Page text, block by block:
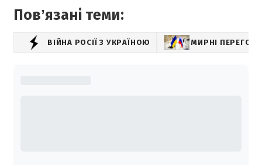
Повʼязані теми:
ВІЙНА РОСІЇ З УКРАЇНОЮ МИРНІ